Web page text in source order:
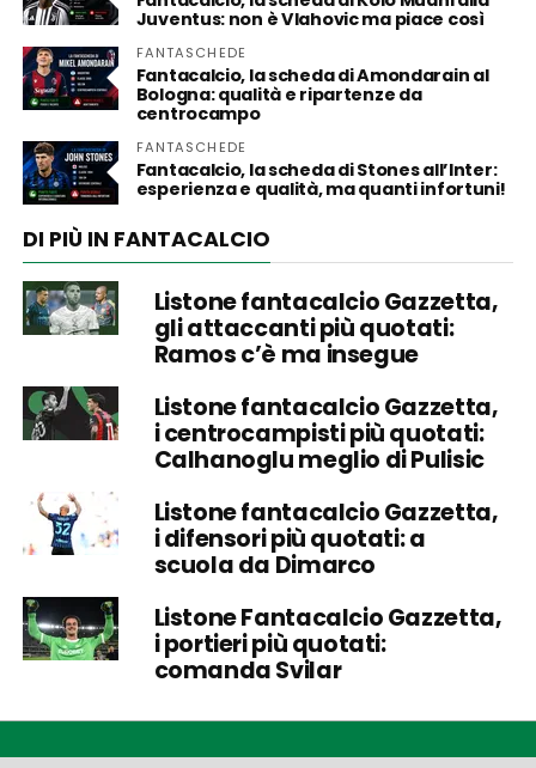
Juventus: non è Vlahovic ma piace così
FANTASCHEDE
Fantacalcio, la scheda di Amondarain al
Bologna: qualità e ripartenze da
centrocampo
FANTASCHEDE
Fantacalcio, la scheda di Stones all’Inter:
esperienza e qualità, ma quanti infortuni!
DI PIÙ IN FANTACALCIO
Listone fantacalcio Gazzetta,
gli attaccanti più quotati:
Ramos c’è ma insegue
Listone fantacalcio Gazzetta,
i centrocampisti più quotati:
Calhanoglu meglio di Pulisic
Listone fantacalcio Gazzetta,
i difensori più quotati: a
scuola da Dimarco
Listone Fantacalcio Gazzetta,
i portieri più quotati:
comanda Svilar